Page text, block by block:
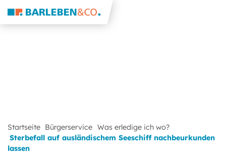
Startseite Bürgerservice Was erledige ich wo?
Sterbefall auf ausländischem Seeschiff nachbeurkunden
lassen